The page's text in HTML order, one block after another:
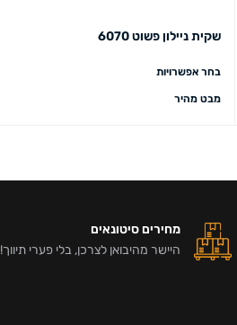
שקית ניילון פשוט 6070
בחר אפשרויות
מבט מהיר
מחירים סיטונאים
היישר מהיבואן לצרכן, בלי פערי תיווך!